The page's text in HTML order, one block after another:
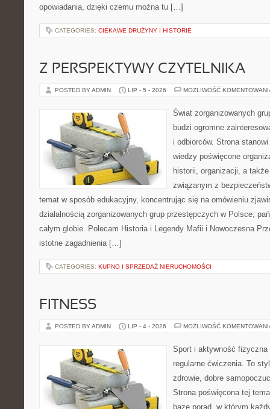
opowiadania, dzięki czemu można tu […]
CATEGORIES: CIEKAWE DRUŻYNY I HISTORIE
Z PERSPEKTYWY CZYTELNIKA
POSTED BY ADMIN LIP - 5 - 2026 MOŻLIWOŚĆ
Świat zorganizowanych
budzi ogromne
i odbiorców. Strona
wiedzy poświęcone
historii, organizacji, a
związanym z
temat w sposób edukacyjny, koncentrując się na omówieniu
działalnością zorganizowanych grup przestępczych w Polsce,
całym globie. Polecam Historia i Legendy Mafii i Nowoczesna
istotne zagadnienia […]
CATEGORIES: KUPNO I SPRZEDAŻ NIERUCHOMOŚCI
FITNESS
POSTED BY ADMIN LIP - 4 - 2026 MOŻLIWOŚĆ
Sport i aktywność
regularne ćwiczenia. To
zdrowie, dobre
Strona poświęcona tej
bazę porad, w którym